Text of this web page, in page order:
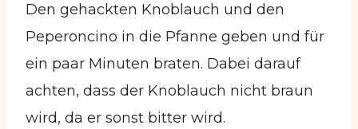
Den gehackten Knoblauch und den
Peperoncino in die Pfanne geben und für
ein paar Minuten braten. Dabei darauf
achten, dass der Knoblauch nicht braun
wird, da er sonst bitter wird.